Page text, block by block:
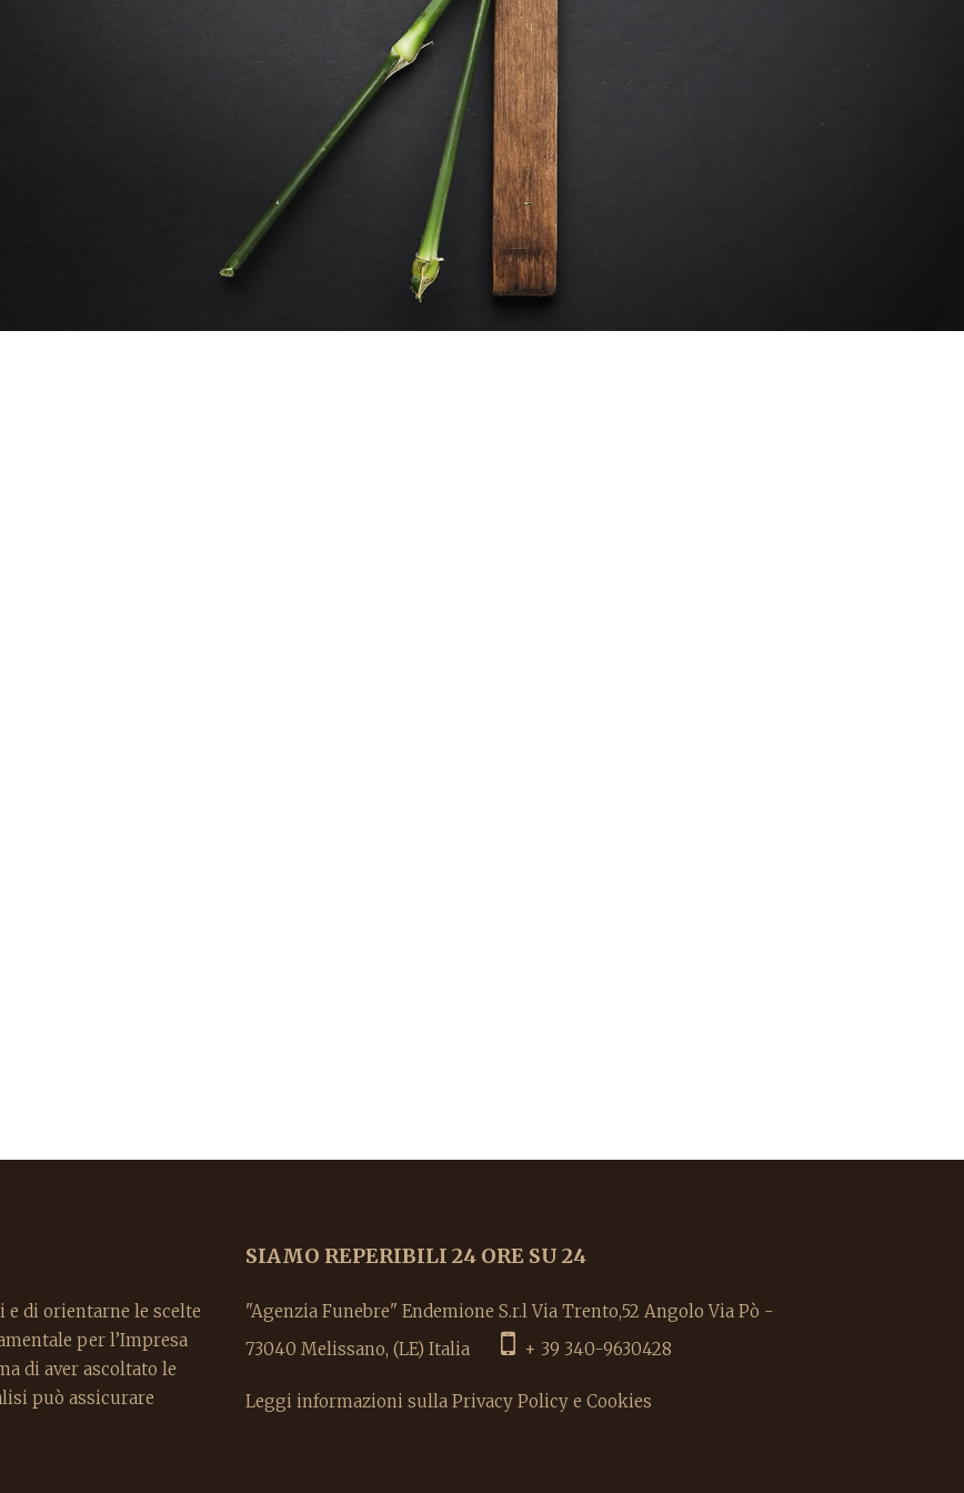
di orientarne le scelte
per l’Impresa
di aver ascoltato le
può assicurare
SIAMO REPERIBILI 24 ORE SU 24
"Agenzia Funebre" Endemione S.r.l Via Trento,52 Angolo Via Pò -
73040 Melissano, (LE) Italia
+ 39 340-9630428
Leggi informazioni sulla Privacy Policy e Cookies